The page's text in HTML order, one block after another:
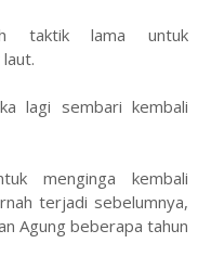
taktik lama untuk
lagi sembari kembali
menginga kembali
terjadi sebelumnya,
Agung beberapa tahun